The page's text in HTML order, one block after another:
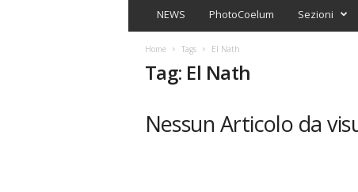
t
NEWS PhotoCoelum Sezioni
Home Tags El Nath
Tag: El Nath
Nessun Articolo da